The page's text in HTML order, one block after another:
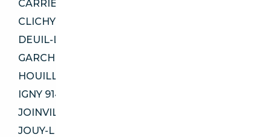
CARRIÈRES-SUR-SEINE 78420
CLICHY 92110
DEUIL-LA-BARRE 95170
GARCHES 92380
HOUILLES 78800
IGNY 91430
JOINVILLE-LE-PONT 94340
JOUY-LE-MOUTIER 95280